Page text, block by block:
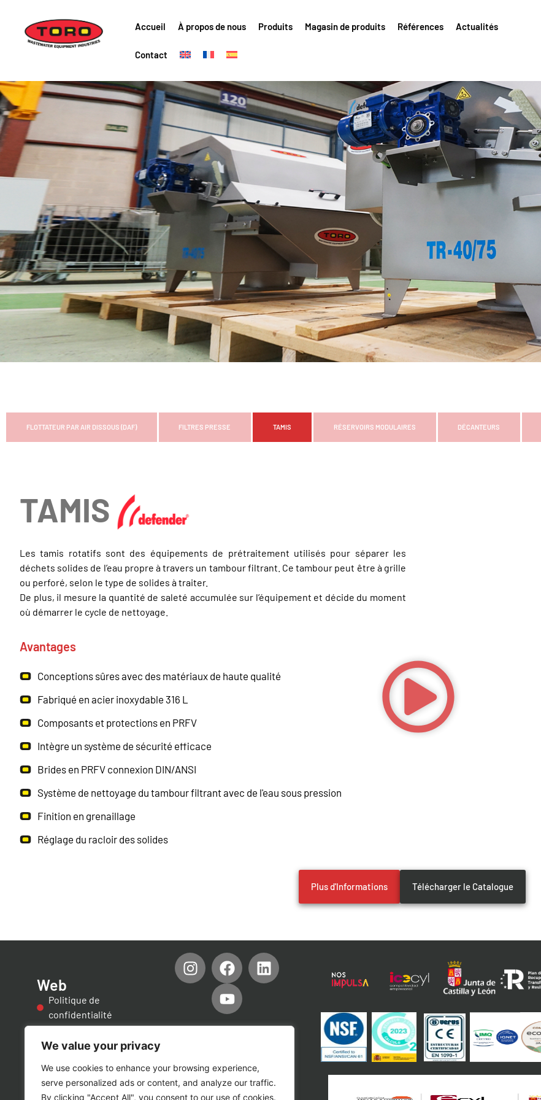
We value your privacy
We use cookies to enhance your browsing experience,
serve personalized ads or content, and analyze our traffic.
By clicking "Accept All", you consent to our use of cookies.
Accueil À propos de nous Produits Magasin de produits Références Actualités
Contact
FLOTTATEUR PAR AIR DISSOUS (DAF) FILTRES PRESSE TAMIS RÉSERVOIRS MODULAIRES DÉCANTEURS
TAMIS
Les tamis rotatifs sont des équipements de prétraitement utilisés pour séparer les
déchets solides de l’eau propre à travers un tambour filtrant. Ce tambour peut être à grille
ou perforé, selon le type de solides à traiter.
De plus, il mesure la quantité de saleté accumulée sur l’équipement et décide du moment
où démarrer le cycle de nettoyage.
Avantages
Conceptions sûres avec des matériaux de haute qualité
Fabriqué en acier inoxydable 316 L
Composants et protections en PRFV
Intègre un système de sécurité efficace
Brides en PRFV connexion DIN/ANSI
Système de nettoyage du tambour filtrant avec de l'eau sous pression
Finition en grenaillage
Réglage du racloir des solides
Plus d'Informations Télécharger le Catalogue
Web
Politique de
confidentialité
Mentions légales
Politique de cookies
Politiques de qualité